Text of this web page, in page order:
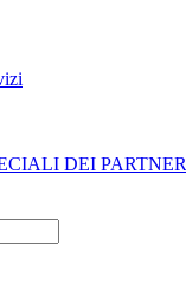
DEI PARTNER